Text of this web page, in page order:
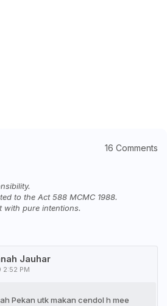
16 Comments
to the Act 588 MCMC 1988.
with pure intentions.
Jauhar
2:52 PM
Pekan utk makan cendol h mee